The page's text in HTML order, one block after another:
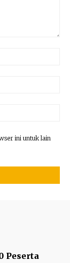
ini untuk lain
Peserta